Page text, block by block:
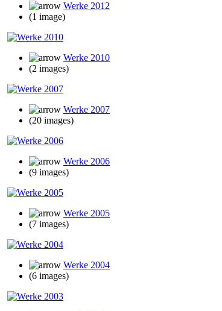
Werke 2012
(1 image)
Werke 2010
(2 images)
Werke 2007
(20 images)
Werke 2006
(9 images)
Werke 2005
(7 images)
Werke 2004
(6 images)